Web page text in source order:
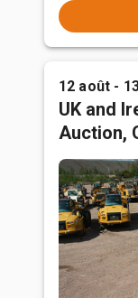
12 août -
UK and
Auction,